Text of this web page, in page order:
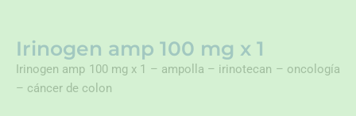
Irinogen amp 100 mg x 1
Irinogen amp 100 mg x 1 – ampolla – irinotecan – oncología
– cáncer de colon